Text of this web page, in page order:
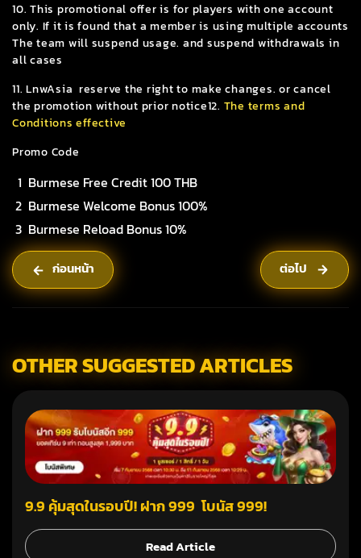
10. This promotional offer is for players with one account
only. If it is found that a member is using multiple accounts
The team will suspend usage. and suspend withdrawals in
all cases
11. LnwAsia reserve the right to make changes. or cancel
the promotion without prior notice12. The terms and
Conditions effective
Promo Code
Burmese Free Credit 100 THB
Burmese Welcome Bonus 100%
Burmese Reload Bonus 10%
ก่อนหน้า ต่อไป
OTHER SUGGESTED ARTICLES
9.9 คุ้มสุดในรอบปี! ฝาก 999 โบนัส 999!
Read Article